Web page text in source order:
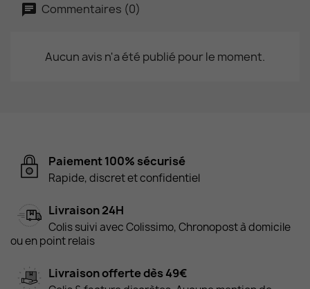
Commentaires (0)
Aucun avis n'a été publié pour le moment.
Paiement 100% sécurisé
Rapide, discret et confidentiel
Livraison 24H
Colis suivi avec Colissimo, Chronopost à domicile
ou en point relais
Livraison offerte dès 49€